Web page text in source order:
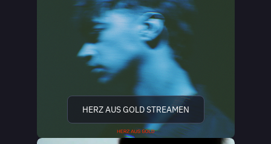
HERZ AUS GOLD STREAMEN